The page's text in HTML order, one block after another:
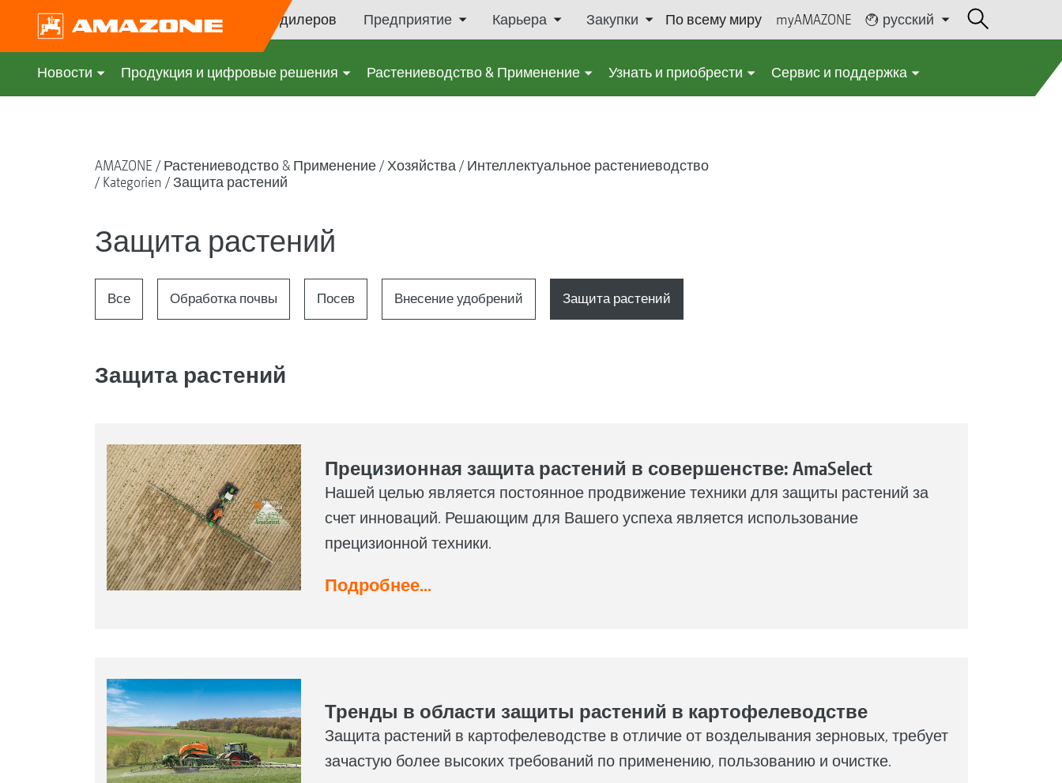
Поиск дилеров Предприятие Карьера Закупки По всему миру myAMAZONE русский
Новости Продукция и цифровые решения Растениеводство & Применение Узнать и приобрести Сервис и поддержка
AMAZONE Растениеводство & Применение Хозяйства
Интеллектуальное растениеводство
Kategorien
Защита растений
Защита растений
Все Обработка почвы Посев Внесение удобрений Защита растений
Защита растений
Прецизионная защита растений в совершенстве: AmaSelect
Нашей целью является постоянное продвижение техники для защиты растений за
счет инноваций. Решающим для Вашего успеха является использование
прецизионной техники.
Подробнее...
Тренды в области защиты растений в картофелеводстве
Защита растений в картофелеводстве в отличие от возделывания зерновых, требует
зачастую более высоких требований по применению, пользованию и очистке.